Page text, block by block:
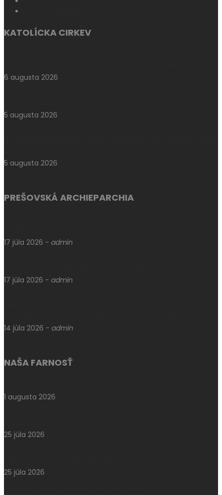
KATOLÍCKA CIRKEV
6 augusta 2026
5 augusta 2026
5 augusta 2026
PREŠOVSKÁ ARCHIEPARCHIA
17 júla 2026 - admin
17 júla 2026 - admin
14 júla 2026 - admin
NAŠA FARNOSŤ
1 augusta 2026
25 júla 2026
25 júla 2026